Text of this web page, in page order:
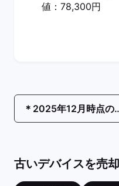
値：78,300円
＊2025年12
古いデバイスを売却